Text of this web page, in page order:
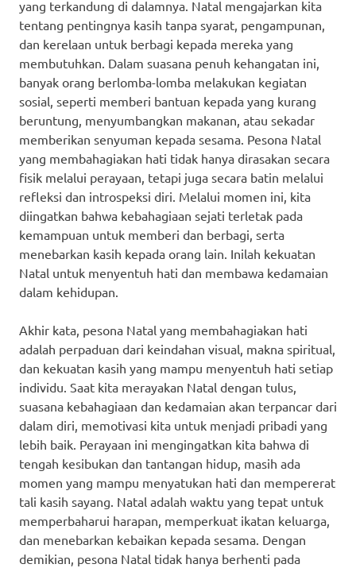
yang terkandung di dalamnya. Natal mengajarkan kita
tentang pentingnya kasih tanpa syarat, pengampunan,
dan kerelaan untuk berbagi kepada mereka yang
membutuhkan. Dalam suasana penuh kehangatan ini,
banyak orang berlomba-lomba melakukan kegiatan
sosial, seperti memberi bantuan kepada yang kurang
beruntung, menyumbangkan makanan, atau sekadar
memberikan senyuman kepada sesama. Pesona Natal
yang membahagiakan hati tidak hanya dirasakan secara
fisik melalui perayaan, tetapi juga secara batin melalui
refleksi dan introspeksi diri. Melalui momen ini, kita
diingatkan bahwa kebahagiaan sejati terletak pada
kemampuan untuk memberi dan berbagi, serta
menebarkan kasih kepada orang lain. Inilah kekuatan
Natal untuk menyentuh hati dan membawa kedamaian
dalam kehidupan.
Akhir kata, pesona Natal yang membahagiakan hati
adalah perpaduan dari keindahan visual, makna spiritual,
dan kekuatan kasih yang mampu menyentuh hati setiap
individu. Saat kita merayakan Natal dengan tulus,
suasana kebahagiaan dan kedamaian akan terpancar dari
dalam diri, memotivasi kita untuk menjadi pribadi yang
lebih baik. Perayaan ini mengingatkan kita bahwa di
tengah kesibukan dan tantangan hidup, masih ada
momen yang mampu menyatukan hati dan mempererat
tali kasih sayang. Natal adalah waktu yang tepat untuk
memperbaharui harapan, memperkuat ikatan keluarga,
dan menebarkan kebaikan kepada sesama. Dengan
demikian, pesona Natal tidak hanya berhenti pada